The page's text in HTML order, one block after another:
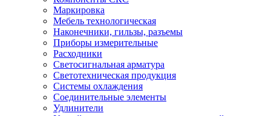
Маркировка
Мебель технологическая
Наконечники, гильзы, разъемы
Приборы измерительные
Расходники
Светосигнальная арматура
Светотехническая продукция
Системы охлаждения
Соединительные элементы
Удлинители